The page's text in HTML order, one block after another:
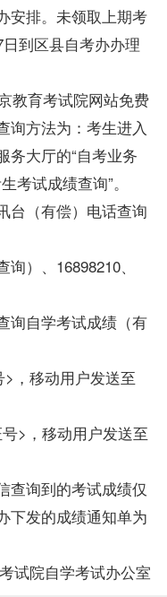
安排。未领取上期考
到区县自考办办理
育考试院网站免费
询方法为：考生进入
务大厅的“自考业务
考试成绩查询”。
（有偿）电话查询
）、16898210、
自学考试成绩（有
，移动用户发送至
>，移动用户发送至
询到的考试成绩仅
下发的成绩通知单为
试院自学考试办公室